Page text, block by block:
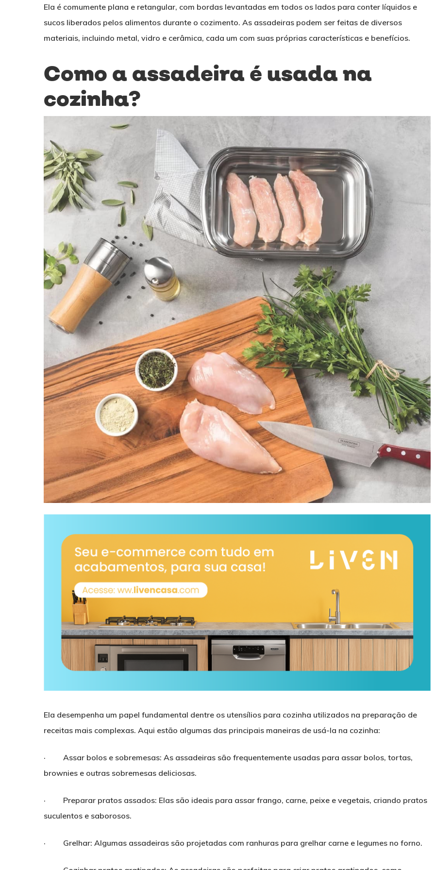
Ela é comumente plana e retangular, com bordas levantadas em todos os lados para conter líquidos e
sucos liberados pelos alimentos durante o cozimento. As assadeiras podem ser feitas de diversos
materiais, incluindo metal, vidro e cerâmica, cada um com suas próprias características e benefícios.
Como a assadeira é usada na
cozinha?
Ela desempenha um papel fundamental dentre os utensílios para cozinha utilizados na preparação de
receitas mais complexas. Aqui estão algumas das principais maneiras de usá-la na cozinha:
· Assar bolos e sobremesas: As assadeiras são frequentemente usadas para assar bolos, tortas,
brownies e outras sobremesas deliciosas.
· Preparar pratos assados: Elas são ideais para assar frango, carne, peixe e vegetais, criando pratos
suculentos e saborosos.
· Grelhar: Algumas assadeiras são projetadas com ranhuras para grelhar carne e legumes no forno.